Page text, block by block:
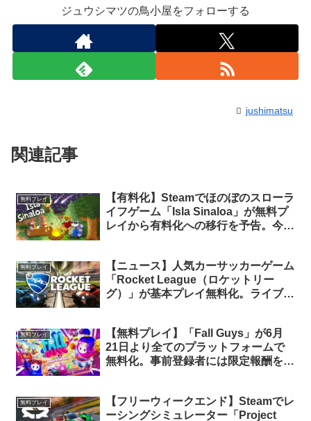
ジュウシマツの鳥小屋をフォローする
jushimatsu
関連記事
無料プレイ
【有料化】Steamでほのぼのスローラ
イフゲーム「Isla Sinaloa」が無料プ
レイから有料化への移行を予告。今の
無料プレイ
【ニュース】人気カーサッカーゲーム
「Rocket League（ロケットリー
グ）」が基本プレイ無料化。ライブラ
無料プレイ
【無料プレイ】「Fall Guys」が6月
21日より全てのプラットフォームで
無料化。事前登録者には限定報酬をプ
無料プレイ
【フリーウィークエンド】Steamでレ
ーシングシミュレーター「Project